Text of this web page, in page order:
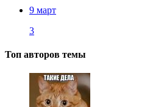
9 март
3
Топ авторов темы